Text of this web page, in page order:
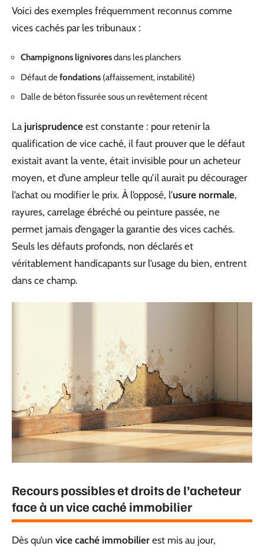
Voici des exemples fréquemment reconnus comme
vices cachés par les tribunaux :
Champignons lignivoresdans les planchers
Défaut defondations (affaissement, instabilité)
Dalle de béton fissurée sous un revêtement récent
La jurisprudence est constante : pour retenir la
qualification de vice caché, il faut prouver que le défaut
existait avant la vente, était invisible pour un acheteur
moyen, et d’une ampleur telle qu’il aurait pu décourager
l’achat ou modifier le prix. À l’opposé, l’usure normale,
rayures, carrelage ébréché ou peinture passée, ne
permet jamais d’engager la garantie des vices cachés.
Seuls les défauts profonds, non déclarés et
véritablement handicapants sur l’usage du bien, entrent
dans ce champ.
Recours possibles et droits de l’acheteur
face à un vice caché immobilier
Dès qu’un vice caché immobilier est mis au jour,